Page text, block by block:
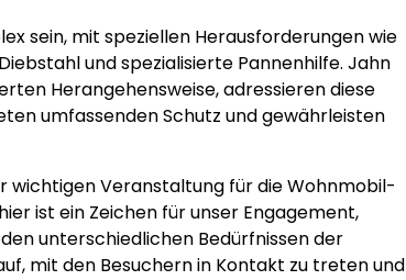
sein, mit speziellen Herausforderungen wie
und spezialisierte Pannenhilfe. Jahn
Herangehensweise, adressieren diese
umfassenden Schutz und gewährleisten
wichtigen Veranstaltung für die Wohnmobil-
ist ein Zeichen für unser Engagement,
unterschiedlichen Bedürfnissen der
mit den Besuchern in Kontakt zu treten und